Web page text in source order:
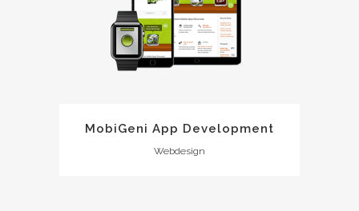
MobiGeni App Development
Webdesign